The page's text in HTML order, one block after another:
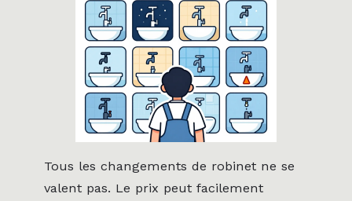
Tous les changements de robinet ne se
valent pas. Le prix peut facilement